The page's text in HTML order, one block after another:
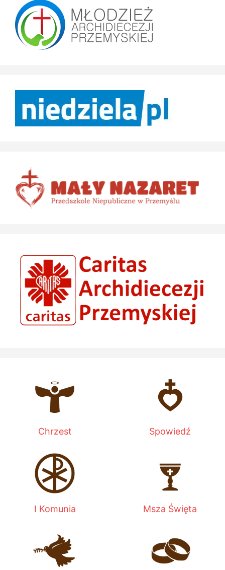
Chrzest Spowiedź
I Komunia Msza Święta